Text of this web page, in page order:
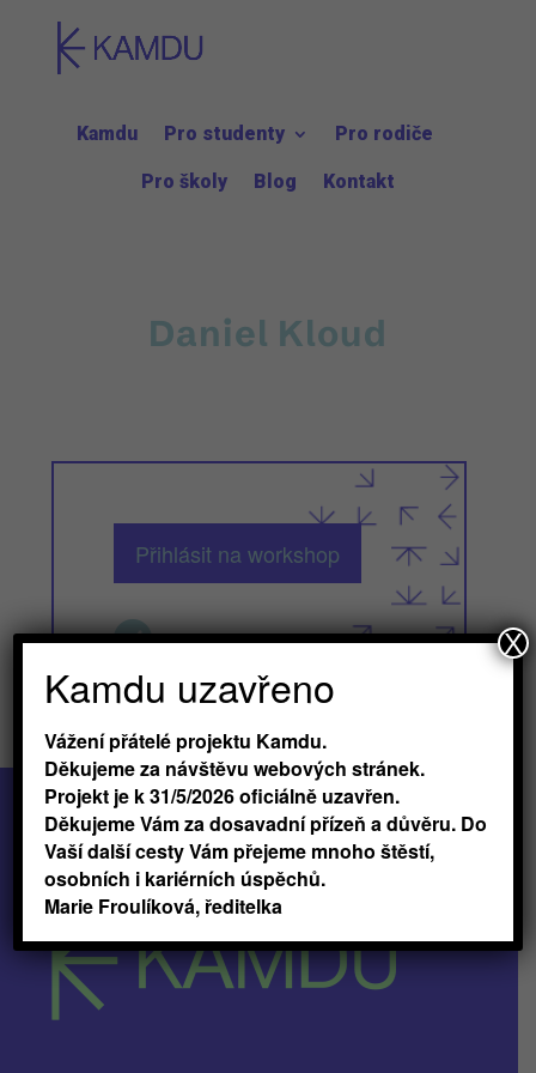
Kamdu Pro studenty Pro rodiče
Pro školy Blog Kontakt
Daniel Kloud
Přihlásit na workshop

Kamdu uzavřeno
Vážení přátelé projektu Kamdu.
Děkujeme za návštěvu webových stránek.
Projekt je k 31/5/2026 oficiálně uzavřen.
Děkujeme Vám za dosavadní přízeň a důvěru. Do
Vaší další cesty Vám přejeme mnoho štěstí,
osobních i kariérních úspěchů.
Marie Froulíková, ředitelka
X